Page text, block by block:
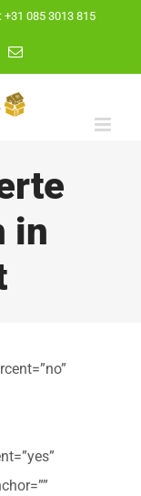
085 3013 815
E-
in